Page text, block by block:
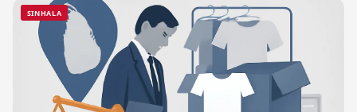
SINHALA